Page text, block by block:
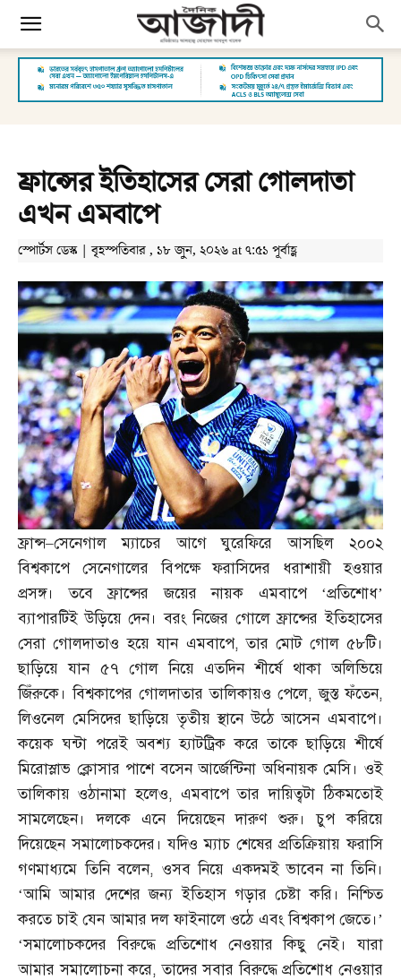
ফ্রান্সের ইতিহাসের সেরা গোলদাতা
এখন এমবাপে
স্পোর্টস ডেস্ক | বৃহস্পতিবার , ১৮ জুন, ২০২৬ at ৭:৫১ পূর্বাহ্ণ
ফ্রান্স–সেনেগাল ম্যাচের আগে ঘুরেফিরে আসছিল ২০০২
বিশ্বকাপে সেনেগালের বিপক্ষে ফরাসিদের ধরাশায়ী হওয়ার
প্রসঙ্গ। তবে ফ্রান্সের জয়ের নায়ক এমবাপে ‘প্রতিশোধ’
ব্যাপারটিই উড়িয়ে দেন। বরং নিজের গোলে ফ্রান্সের ইতিহাসের
সেরা গোলদাতাও হয়ে যান এমবাপে,তার মোট গোল ৫৮টি।
ছাড়িয়ে যান ৫৭ গোল নিয়ে এতদিন শীর্ষে থাকা অলিভিয়ে
জিঁরুকে। বিশ্বকাপের গোলদাতার তালিকায়ও পেলে,জুস্ত ফঁতেন,
লিওনেল মেসিদের ছাড়িয়ে তৃতীয় স্থানে উঠে আসেন এমবাপে।
কয়েক ঘন্টা পরেই অবশ্য হ্যাটট্রিক করে তাকে ছাড়িয়ে শীর্ষে
মিরোস্লাভ ক্লোসার পাশে বসেন আর্জেন্টিনা অধিনায়ক মেসি। ওই
তালিকায় ওঠানামা হলেও,এমবাপে তার দায়িত্বটা ঠিকমতোই
সামলেছেন। দলকে এনে দিয়েছেন দারুণ শুরু। চুপ করিয়ে
দিয়েছেন সমালোচকদের। যদিও ম্যাচ শেষের প্রতিক্রিয়ায় ফরাসি
গণমাধ্যমে তিনি বলেন, ওসব নিয়ে একদমই ভাবেন না তিনি।
‘আমি আমার দেশের জন্য ইতিহাস গড়ার চেষ্টা করি। নিশ্চিত
করতে চাই যেন আমার দল ফাইনালে ওঠে এবং বিশ্বকাপ জেতে।’
‘সমালোচকদের বিরুদ্ধে প্রতিশোধ নেওয়ার কিছু নেই। যারা
আমার সমালোচনা করে,তাদের সবার বিরুদ্ধে প্রতিশোধ নেওয়ার